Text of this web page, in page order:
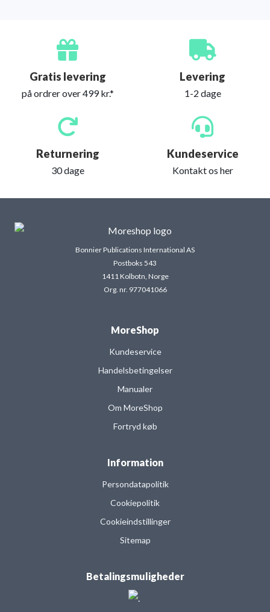
Gratis levering
på ordrer over 499 kr.*
Levering
1-2 dage
Returnering
30 dage
Kundeservice
Kontakt os her
Bonnier Publications International AS
Postboks 543
1411 Kolbotn, Norge
Org. nr. 977041066
MoreShop
Kundeservice
Handelsbetingelser
Manualer
Om MoreShop
Fortryd køb
Information
Persondatapolitik
Cookiepolitik
Cookieindstillinger
Sitemap
Betalingsmuligheder